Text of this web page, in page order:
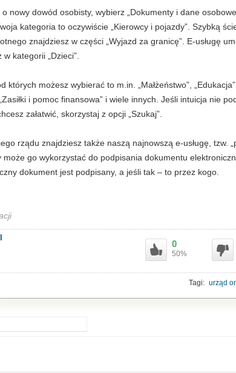
o nowy dowód osobisty, wybierz „Dokumenty i dane
kategoria to oczywiście „Kierowcy i pojazdy”. Szybką
znajdziesz w części „Wyjazd za granicę”. E-usługę
kategorii „Dzieci”.
których możesz wybierać to m.in. „Małżeństwo”,
„Zasiłki i pomoc finansowa” i wiele innych. Jeśli intuicja nie
załatwić, skorzystaj z opcji „Szukaj”.
rządu znajdziesz także naszą najnowszą e-usługę, tzw.
może go wykorzystać do podpisania dokumentu
dokument jest podpisany, a jeśli tak – to przez kogo.
0
50%
Tagi: urząd